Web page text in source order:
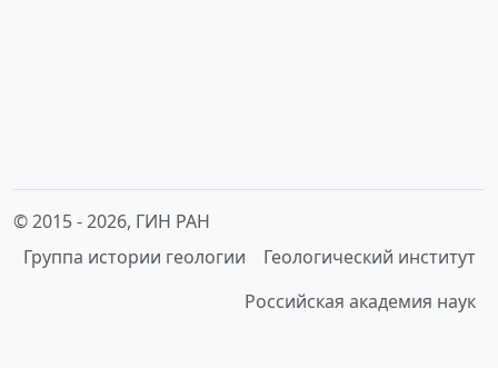
© 2015 -2026, ГИН РАН
Группа истории геологии
Геологический институт
Российская академия наук